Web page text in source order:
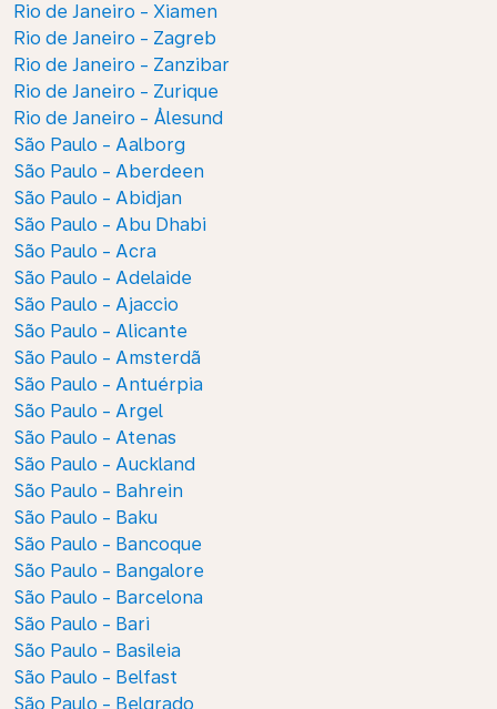
Rio de Janeiro - Xiamen
Rio de Janeiro - Zagreb
Rio de Janeiro - Zanzibar
Rio de Janeiro - Zurique
Rio de Janeiro - Ålesund
São Paulo - Aalborg
São Paulo - Aberdeen
São Paulo - Abidjan
São Paulo - Abu Dhabi
São Paulo - Acra
São Paulo - Adelaide
São Paulo - Ajaccio
São Paulo - Alicante
São Paulo - Amsterdã
São Paulo - Antuérpia
São Paulo - Argel
São Paulo - Atenas
São Paulo - Auckland
São Paulo - Bahrein
São Paulo - Baku
São Paulo - Bancoque
São Paulo - Bangalore
São Paulo - Barcelona
São Paulo - Bari
São Paulo - Basileia
São Paulo - Belfast
São Paulo - Belgrado